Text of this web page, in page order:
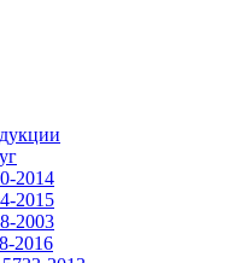
2014
2015
2003
2016